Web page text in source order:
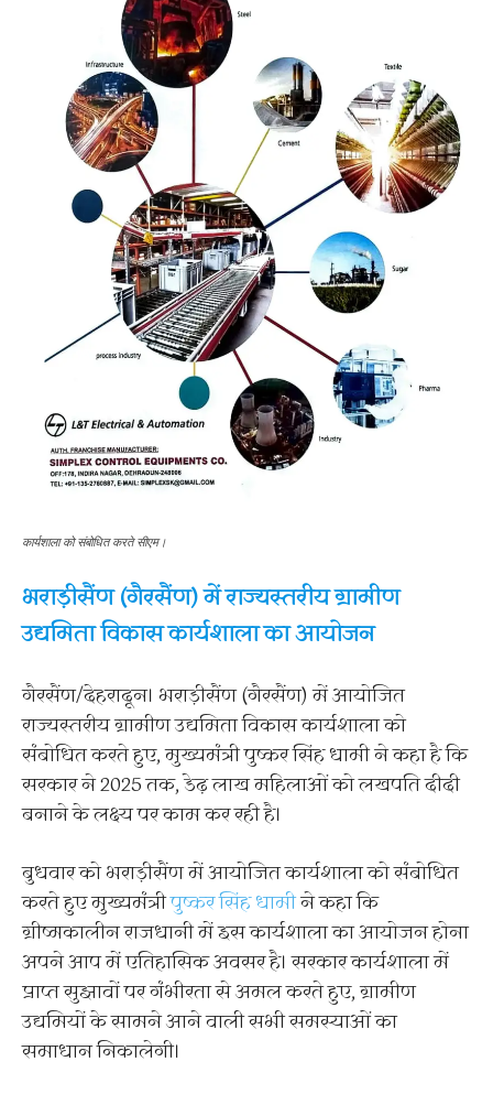
कार्यशाला को संबोधित करते सीएम।
भराड़ीसैंण (गैरसैंण) में राज्यस्तरीय ग्रामीण
उद्यमिता विकास कार्यशाला का आयोजन
गैरसैंण/देहरादून। भराड़ीसैंण (गैरसैंण) में आयोजित
राज्यस्तरीय ग्रामीण उद्यमिता विकास कार्यशाला को
संबोधित करते हुए, मुख्यमंत्री पुष्कर सिंह धामी ने कहा है कि
सरकार ने 2025 तक, डेढ़ लाख महिलाओं को लखपति दीदी
बनाने के लक्ष्य पर काम कर रही है।
बुधवार को भराड़ीसैंण में आयोजित कार्यशाला को संबोधित
करते हुए मुख्यमंत्रीपुष्कर सिंह धामीने कहा कि
ग्रीष्मकालीन राजधानी में इस कार्यशाला का आयोजन होना
अपने आप में एतिहासिक अवसर है। सरकार कार्यशाला में
प्राप्त सुझावों पर गंभीरता से अमल करते हुए, ग्रामीण
उद्यमियों के सामने आने वाली सभी समस्याओं का
समाधान निकालेगी।